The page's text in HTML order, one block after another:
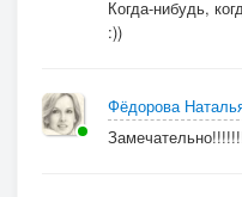
Когда-нибудь,
:))
Фёдорова